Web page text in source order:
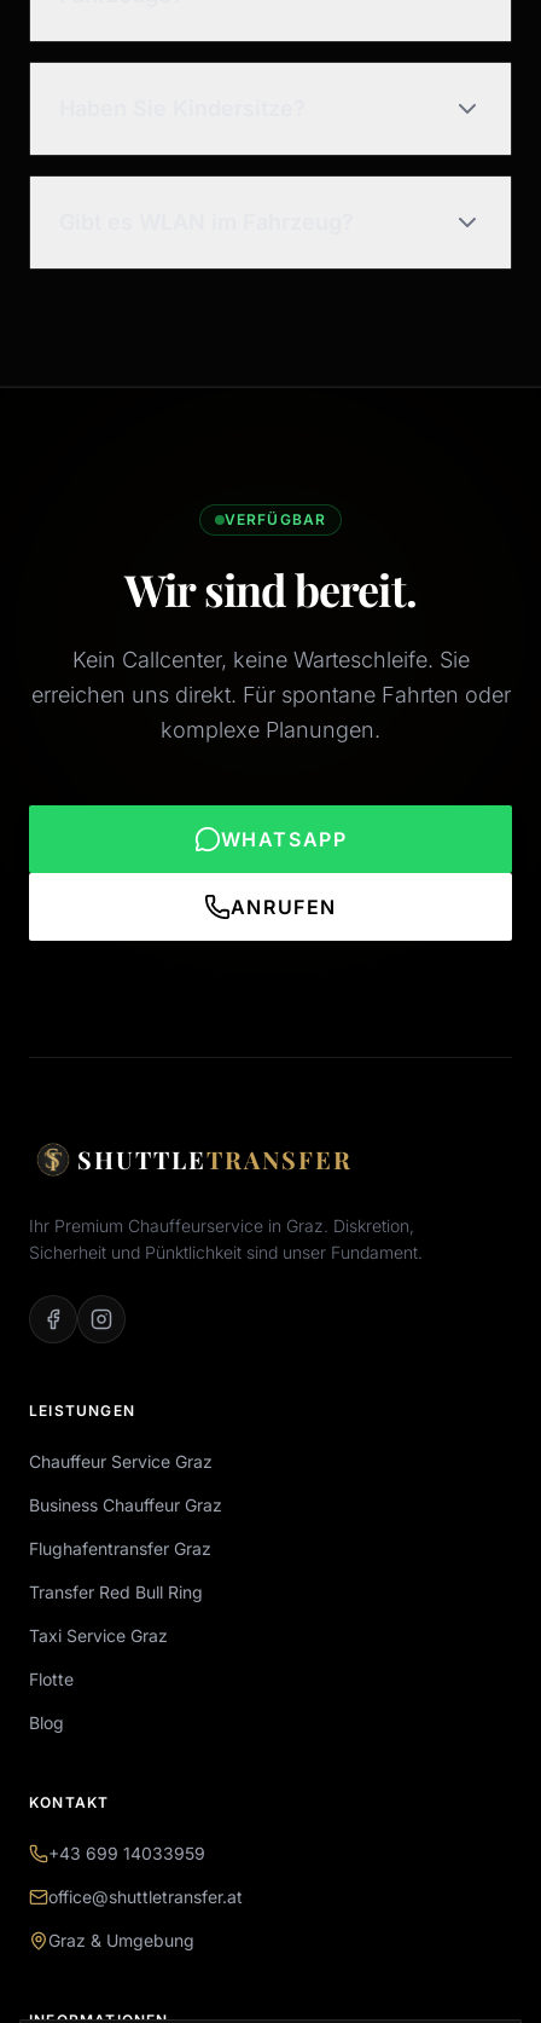
VERFÜGBAR
Wir sind bereit.
Kein Callcenter, keine Warteschleife. Sie
erreichen uns direkt. Für spontane Fahrten oder
komplexe Planungen.
WHATSAPP
ANRUFEN
SHUTTLETRANSFER
Ihr Premium Chauffeurservice in Graz. Diskretion,
Sicherheit und Pünktlichkeit sind unser Fundament.
LEISTUNGEN
Chauffeur Service Graz
Business Chauffeur Graz
Flughafentransfer Graz
Transfer Red Bull Ring
Taxi Service Graz
Flotte
Blog
KONTAKT
+43 699 14033959
office@shuttletransfer.at
Graz & Umgebung